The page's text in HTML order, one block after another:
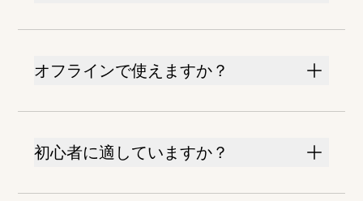
オフラインで使えますか？
初心者に適していますか？